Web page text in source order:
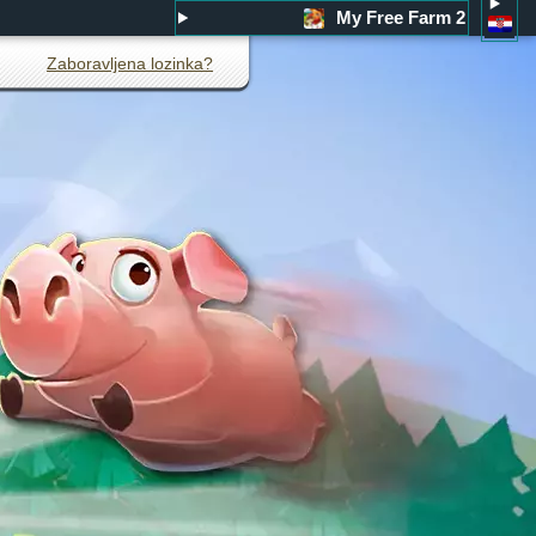
My Free Farm 2
Zaboravljena lozinka?